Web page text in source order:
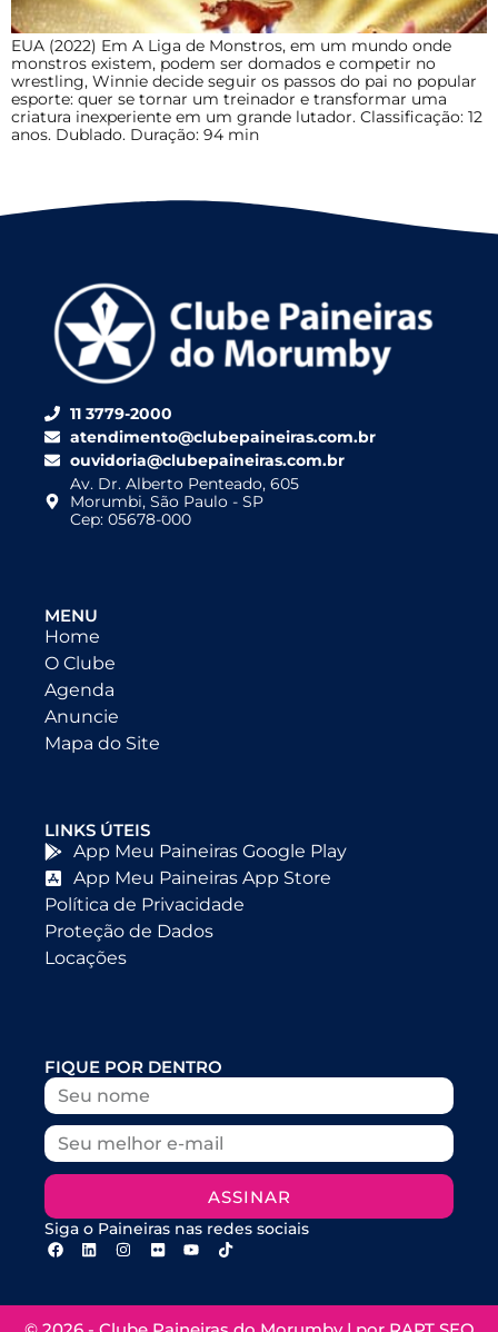
EUA (2022) Em A Liga de Monstros, em um mundo onde
monstros existem, podem ser domados e competir no
wrestling, Winnie decide seguir os passos do pai no popular
esporte: quer se tornar um treinador e transformar uma
criatura inexperiente em um grande lutador. Classificação: 12
anos. Dublado. Duração: 94 min
11 3779-2000
atendimento@clubepaineiras.com.br
ouvidoria@clubepaineiras.com.br
Av. Dr. Alberto Penteado, 605
Morumbi, São Paulo - SP
Cep: 05678-000
MENU
Home
O Clube
Agenda
Anuncie
Mapa do Site
LINKS ÚTEIS
App Meu Paineiras Google Play
App Meu Paineiras App Store
Política de Privacidade
Proteção de Dados
Locações
FIQUE POR DENTRO
ASSINAR
Siga o Paineiras nas redes sociais